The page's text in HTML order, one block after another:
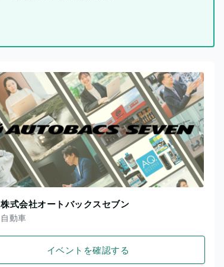
株式会社オートバックスセブン
自動車
イベントを確認する